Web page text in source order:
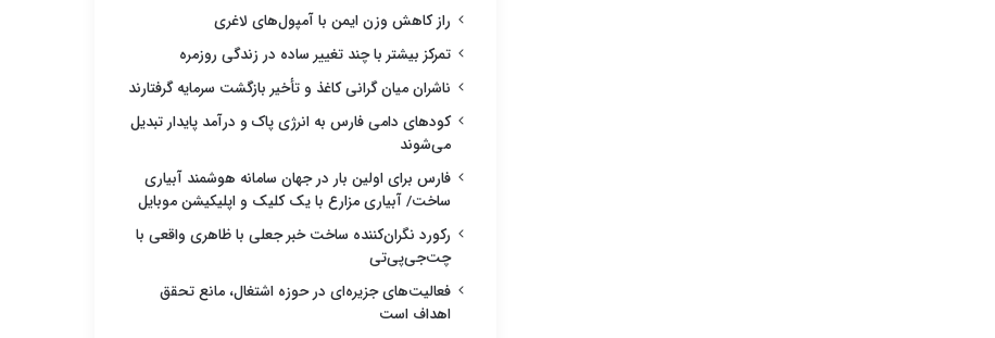
راز کاهش وزن ایمن با آمپول‌های لاغری
تمرکز بیشتر با چند تغییر ساده در زندگی روزمره
ناشران میان گرانی کاغذ و تأخیر بازگشت سرمایه گرفتارند
کودهای دامی فارس به انرژی پاک و درآمد پایدار تبدیل
می‌شوند
فارس برای اولین بار در جهان سامانه هوشمند آبیاری
ساخت/ آبیاری مزارع با یک کلیک و اپلیکیشن موبایل
رکورد نگران‌کننده ساخت خبر جعلی با ظاهری واقعی با
چت‌جی‌پی‌تی
فعالیت‌های جزیره‌ای در حوزه اشتغال، مانع تحقق
اهداف است